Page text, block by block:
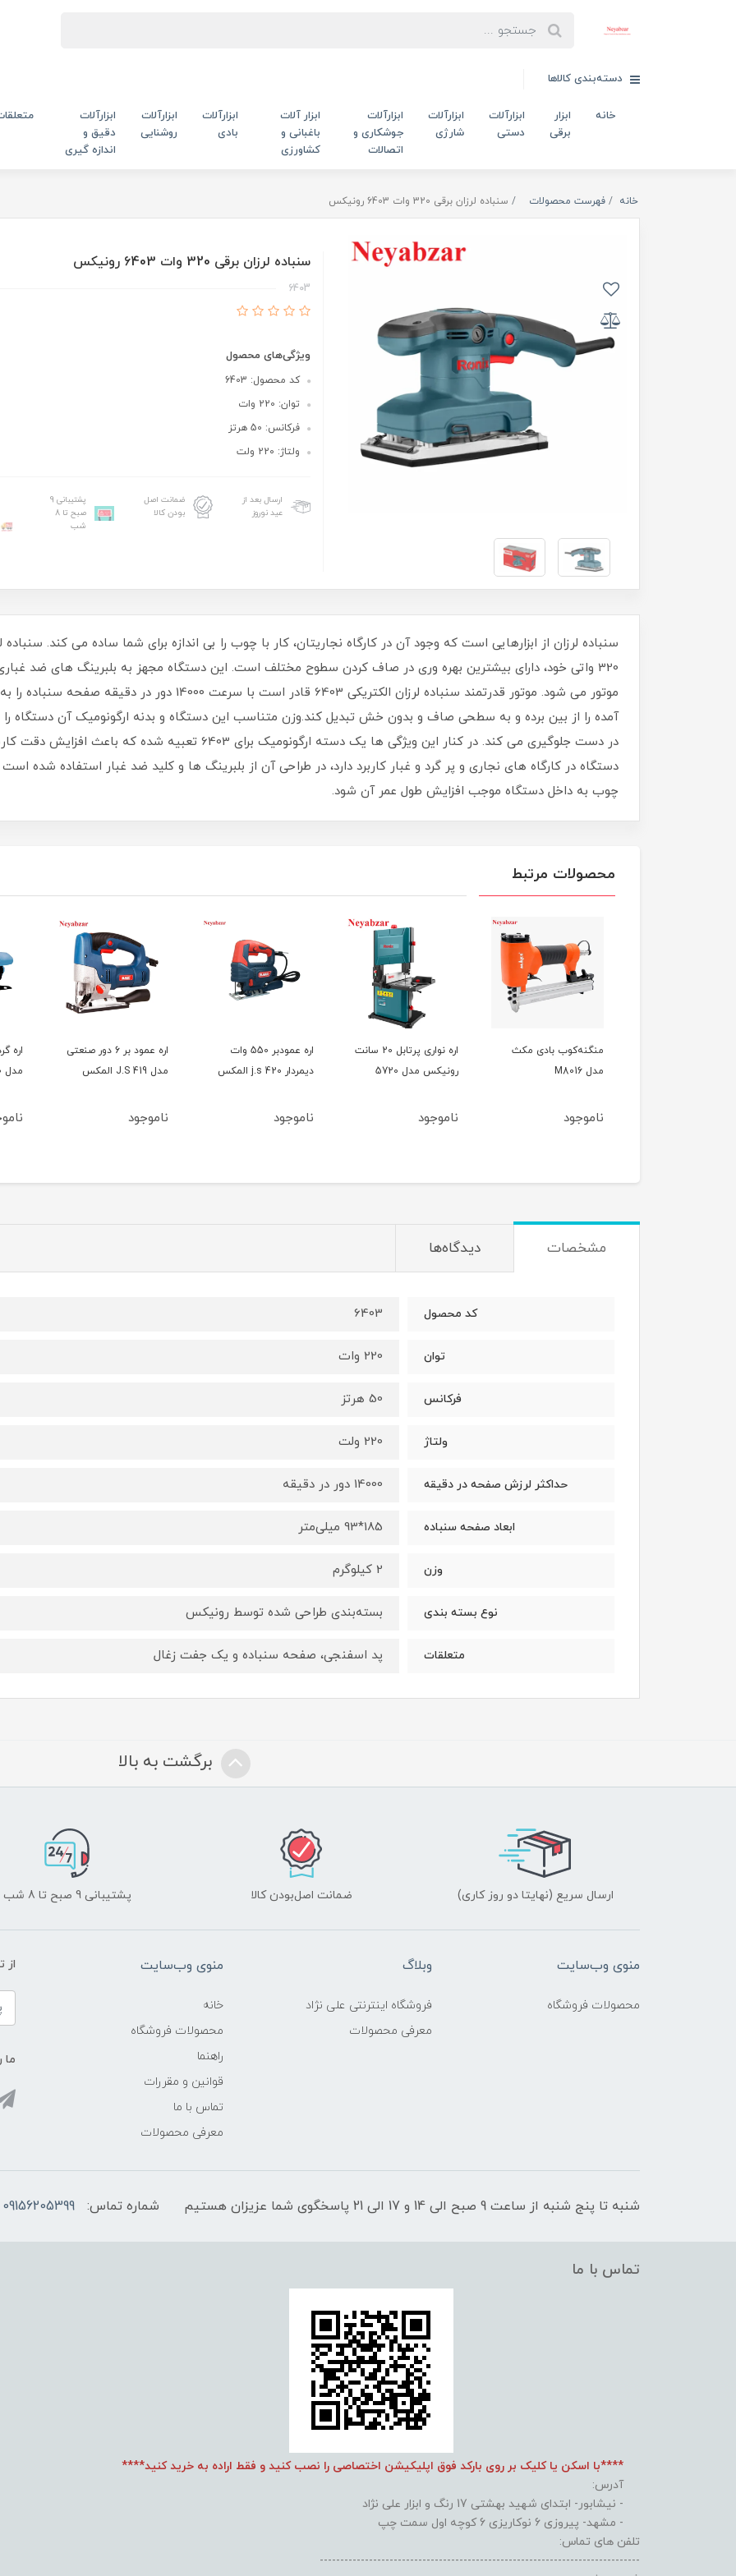
دسته‌بندی کالاها
خانه
ابزار
برقی
ابزارآلات
دستی
ابزارآلات
شارژی
ابزارآلات
جوشکاری و
اتصالات
ابزار آلات
باغبانی و
کشاورزی
ابزارآلات
بادی
ابزارآلات
روشنایی
ابزارآلات
دقیق و
اندازه گیری
خانه فهرست محصولات سنباده لرزان برقی 320 وات 6403 رونیکس
سنباده لرزان برقی 320 وات 6403 رونیکس
6403
ویژگی‌های محصول
کد محصول: 6403
توان: 220 وات
فرکانس: 50 هرتز
ولتاژ: 220 ولت
ارسال بعد از
عید نوروز
ضمانت اصل
بودن کالا
پشتیبانی 9
صبح تا 8
شب
320 واتی خود، دارای بیشترین بهره وری در صاف کردن سطوح مختلف است. این دستگاه مجهز به بلبرینگ های ضد
موتور می شود. موتور قدرتمند سنباده لرزان الکتریکی 6403 قادر
آمده را از بین برده و به سطحی صاف و بدون خش تبدیل کند.وزن متناسب این دستگاه و بدنه ارگونومیک آن دستگاه را
در دست جلوگیری می کند. در کنار این ویژگی ها یک دسته ارگونومیک
دستگاه در کارگاه های نجاری و پر گرد و غبار کاربرد دارد، در طراحی آن از بلبرینگ ها و کلید ضد غبار استفاده شده
چوب به داخل دستگاه موجب افزایش طول عمر آن شود.
محصولات مرتبط
منگنه‌کوب بادی مکث
مدل M8016
ناموجود
اره نواری پرتابل 20 سانت
رونیکس مدل 5720
ناموجود
اره عمودبر 550 وات
دیمردار j.s 420 المکس
ناموجود
اره عمود بر 6 دور صنعتی
مدل J.S 419 المکس
ناموجود
مدل 1930
مشخصات دیدگاه‌ها
کد محصول 6403
توان 220 وات
فرکانس 50 هرتز
ولتاژ 220 ولت
حداکثر لرزش صفحه در دقیقه 14000 دور در دقیقه
ابعاد صفحه سنباده 185*93 میلی‌متر
وزن 2 کیلوگرم
نوع بسته بندی بسته‌بندی طراحی شده توسط رونیکس
متعلقات پد اسفنجی، صفحه سنباده و یک جفت زغال
برگشت به بالا
ارسال سریع (نهایتا دو روز کاری) ضمانت اصل‌بودن کالا پشتیبانی 9 صبح تا 8 شب
منوی وب‌سایت
محصولات فروشگاه
وبلاگ
فروشگاه اینترنتی علی نژاد
معرفی محصولات
منوی وب‌سایت
خانه
محصولات فروشگاه
راهنما
قوانین و مقررات
تماس با ما
معرفی محصولات
از
ما
شنبه تا پنج شنبه از ساعت 9 صبح الی 14 و 17 الی 21 پاسخگوی شما عزیزان هستیم شماره تماس: 09156205399
تماس با ما
****با اسکن یا کلیک بر روی بارکد فوق اپلیکیشن اختصاصی را نصب کنید و فقط اراده به خرید کنید****
آدرس:
- نیشابور- ابتدای شهید بهشتی 17 رنگ و ابزار علی نژاد
- مشهد- پیروزی 6 نوکاریزی 6 کوچه اول سمت چپ
تلفن های تماس:
------------------------------------------------------------------------------